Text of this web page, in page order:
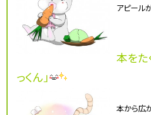
アピール
本をた
っくん」
本から広